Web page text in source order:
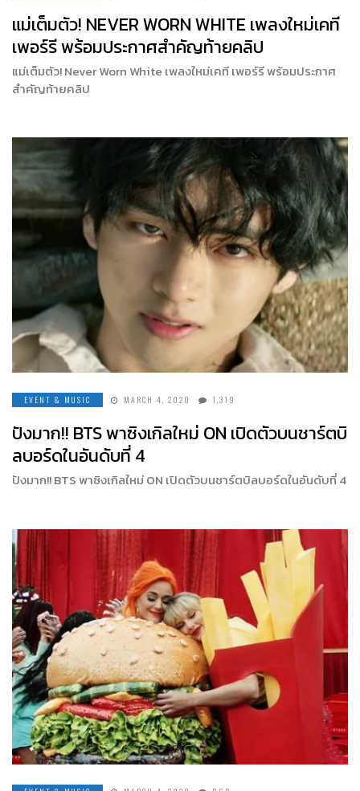
แม่เต็มตัว! NEVER WORN WHITE เพลงใหม่เคที
เพอร์รี พร้อมประกาศสำคัญท้ายคลิป
แม่เต็มตัว! Never Worn White เพลงใหม่เคที เพอร์รี พร้อมประกาศ
สำคัญท้ายคลิป
EVENT & MUSIC MARCH 4, 2020 1,319
ปังมาก!! BTS พาซิงเกิลใหม่ ON เปิดตัวบนชาร์ตบิ
ลบอร์ดในอันดับที่ 4
ปังมาก!! BTS พาซิงเกิลใหม่ ON เปิดตัวบนชาร์ตบิลบอร์ดในอันดับที่ 4